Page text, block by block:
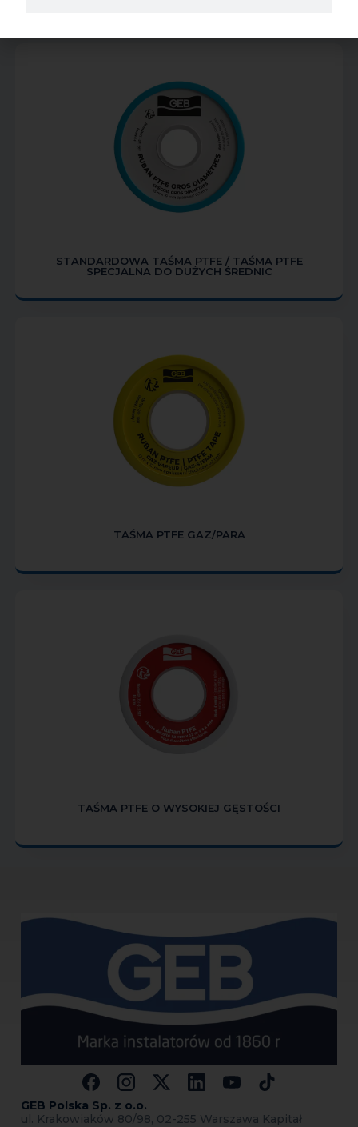
STANDARDOWA TAŚMA PTFE / TAŚMA PTFE
SPECJALNA DO DUŻYCH ŚREDNIC
TAŚMA PTFE GAZ/PARA
TAŚMA PTFE O WYSOKIEJ GĘSTOŚCI
GEB Polska Sp. z o.o.
ul. Krakowiaków 80/98, 02-255 Warszawa Kapitał